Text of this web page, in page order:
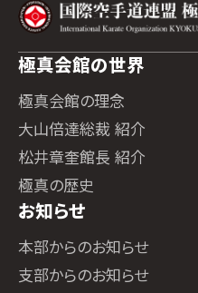
極真会館の世界
極真会館の理念
大山倍達総裁 紹介
松井章奎館長 紹介
極真の歴史
お知らせ
本部からのお知らせ
支部からのお知らせ